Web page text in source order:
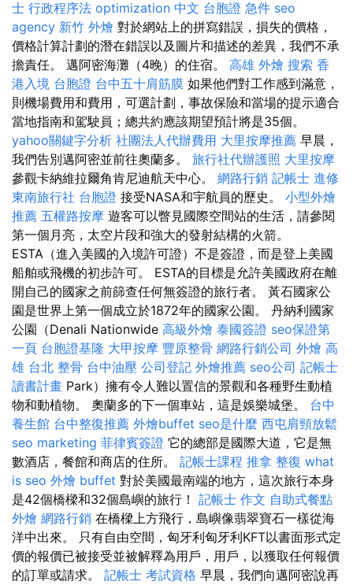
士 行政程序法 optimization 中文 台胞證 急件 seo
agency 新竹 外燴 對於網站上的拼寫錯誤，損失的價格，
價格計算計劃的潛在錯誤以及圖片和描述的差異，我們不承
擔責任。 邁阿密海灘（4晚）的住宿。 高雄 外燴 搜索 香
港入境 台胞證 台中五十肩筋膜 如果他們對工作感到滿意，
則機場費用和費用，可選計劃，事故保險和當場的提示適合
當地指南和駕駛員；總共約應該期望預計將是35個。
yahoo關鍵字分析 社團法人代辦費用 大里按摩推薦 早晨，
我們告別邁阿密並前往奧蘭多。 旅行社代辦護照 大里按摩
參觀卡納維拉爾角肯尼迪航天中心。 網路行銷 記帳士 進修
東南旅行社 台胞證 接受NASA和宇航員的歷史。 小型外燴
推薦 五權路按摩 遊客可以瞥見國際空間站的生活，請參閱
第一個月亮，太空片段和強大的發射結構的火箭。
ESTA（進入美國的入境許可證）不是簽證，而是登上美國
船舶或飛機的初步許可。 ESTA的目標是允許美國政府在離
開自己的國家之前篩查任何無簽證的旅行者。 黃石國家公
園是世界上第一個成立於1872年的國家公園。 丹納利國家
公園（Denali Nationwide 高級外燴 泰國簽證 seo保證第
一頁 台胞證基隆 大甲按摩 豐原整骨 網路行銷公司 外燴 高
雄 台北 整骨 台中油壓 公司登記 外燴推薦 seo公司 記帳士
讀書計畫 Park）擁有令人難以置信的景觀和各種野生動植
物和動植物。 奧蘭多的下一個車站，這是娛樂城堡。 台中
養生館 台中整復推薦 外燴buffet seo是什麼 西屯肩頸放鬆
seo marketing 菲律賓簽證 它的總部是國際大道，它是無
數酒店，餐館和商店的住所。 記帳士課程 推拿 整復 what
is seo 外燴 buffet 對於美國最南端的地方，這次旅行本身
是42個橋樑和32個島嶼的旅行！ 記帳士 作文 自助式餐點
外燴 網路行銷 在橋樑上方飛行，島嶼像翡翠寶石一樣從海
洋中出來。 只有自由空間，匈牙利匈牙利KFT以書面形式定
價的報價已被接受並被解釋為用戶，用戶，以獲取任何報價
的訂單或請求。 記帳士 考試資格 早晨，我們向邁阿密說再